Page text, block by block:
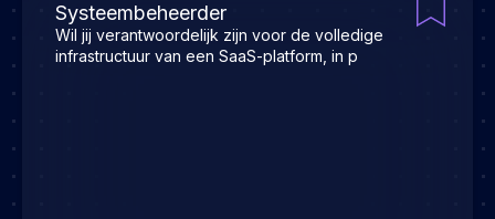
Systeembeheerder
Wil jij verantwoordelijk zijn voor de volledige
infrastructuur van een SaaS-platform, in p